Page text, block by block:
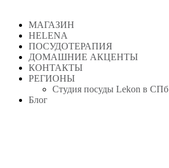
МАГАЗИН
HELENA
ПОСУДОТЕРАПИЯ
ДОМАШНИЕ АКЦЕНТЫ
КОНТАКТЫ
РЕГИОНЫ
Студия посуды Lekon в СПб
Блог